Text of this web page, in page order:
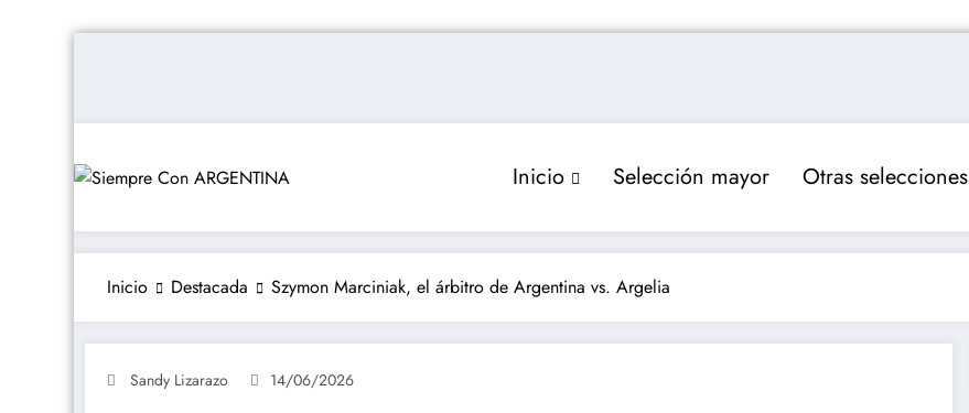
Inicio Selección mayor Otras selecciones
Inicio Destacada Szymon Marciniak, el árbitro de Argentina vs. Argelia
Sandy Lizarazo 14/06/2026